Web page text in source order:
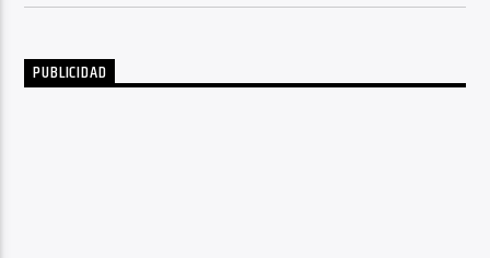
PUBLICIDAD